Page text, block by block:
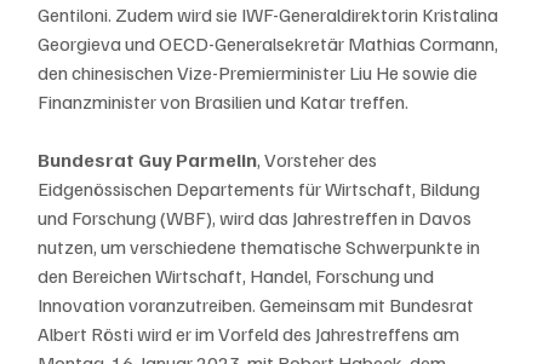
Gentiloni. Zudem wird sie IWF-Generaldirektorin Kristalina
Georgieva und OECD-Generalsekretär Mathias Cormann,
den chinesischen Vize-Premierminister Liu He sowie die
Finanzminister von Brasilien und Katar treffen.
Bundesrat Guy Parmelin, Vorsteher des
Eidgenössischen Departements für Wirtschaft, Bildung
und Forschung (WBF), wird das Jahrestreffen in Davos
nutzen, um verschiedene thematische Schwerpunkte in
den Bereichen Wirtschaft, Handel, Forschung und
Innovation voranzutreiben. Gemeinsam mit Bundesrat
Albert Rösti wird er im Vorfeld des Jahrestreffens am